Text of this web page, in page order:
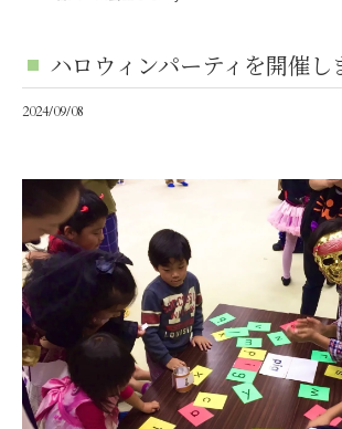
ハロウィンパーティを開催し
2024/09/08